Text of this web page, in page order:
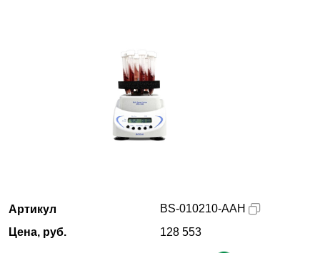
Партнеры
Артикул
Цена, руб.
BS-010210-AAH
128 553